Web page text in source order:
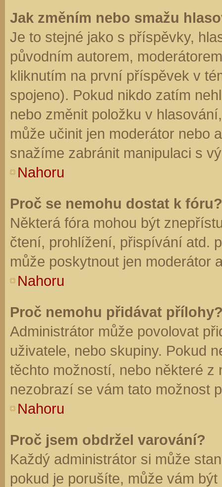
Jak změním nebo smažu
Je to stejné jako s příspěvky,
původním autorem,
kliknutím na první příspěvek v
spojeno). Pokud nikdo zatím
nebo změnit položku v
může učinit jen moderátor nebo
snažíme zabránit manipulaci s
Nahoru
Proč se nemohu dostat k fóru?
Některá fóra mohou být
čtení, prohlížení, přispívání atd.
může poskytnout jen moderátor
Nahoru
Proč nemohu přidávat
Administrátor může povolovat
uživatele, nebo skupiny. Pokud
těchto možností, nebo některé z
nezobrazí se vám tato možnost
Nahoru
Proč jsem obdržel varování?
Každý administrátor si může
pokud je porušíte, může vám